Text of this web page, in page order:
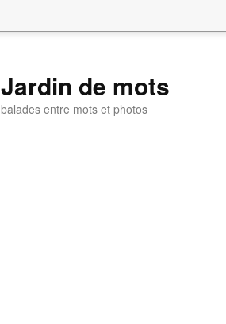
Jardin de mots
balades entre mots et photos